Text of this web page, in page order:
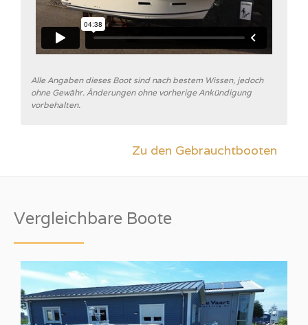
Alle Angaben dieses Boot sind nach bestem Wissen, jedoch
ohne Gewähr. Änderungen ohne vorherige Ankündigung
vorbehalten.
Zu den Gebrauchtbooten
Vergleichbare Boote